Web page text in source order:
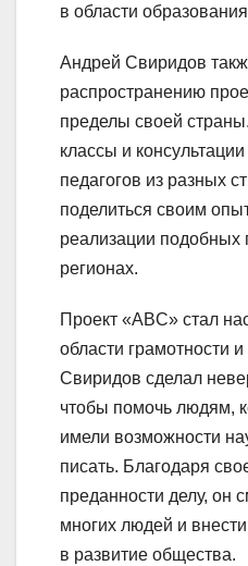
в области
Андрей Свиридов
распространению
пределы своей
классы и
педагогов из разных
поделиться своим
реализации подобных
регионах.
Проект «ABC» стал
области грамотности
Свиридов сделал
чтобы помочь людям,
имели возможности
писать. Благодаря
преданности делу, он
многих людей и
в развитие общества.